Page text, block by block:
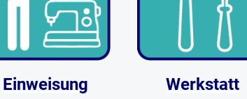
Einweisung Werkstatt